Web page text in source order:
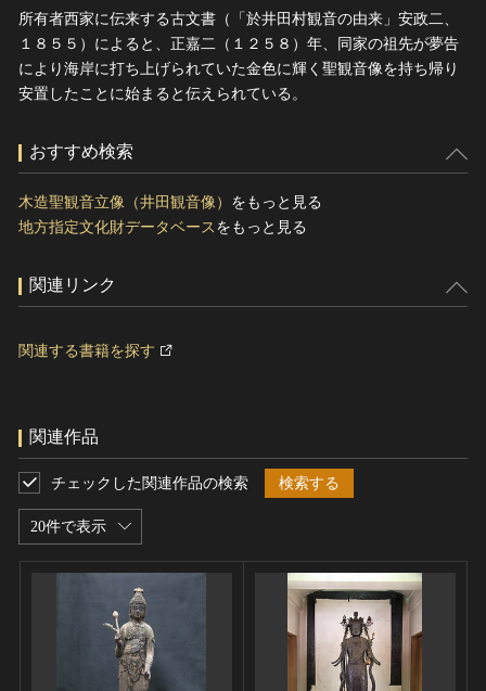
所有者西家に伝来する古文書（「於井田村観音の由来」安政二、
１８５５）によると、正嘉二（１２５８）年、同家の祖先が夢告
により海岸に打ち上げられていた金色に輝く聖観音像を持ち帰り
安置したことに始まると伝えられている。
おすすめ検索
木造聖観音立像（井田観音像） をもっと見る
地方指定文化財データベース をもっと見る
関連リンク
関連する書籍を探す
関連作品
20件で表示
チェックした関連作品の検索 検索する